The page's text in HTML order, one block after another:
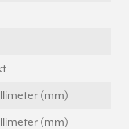
(mm)
(mm)